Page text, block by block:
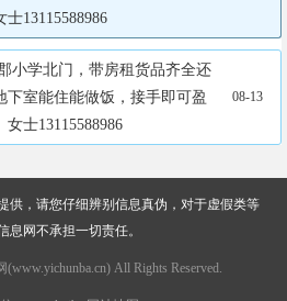
13115588986
小学北门，带房租货品齐全还
室能住能做饭，接手即可盈
士13115588986
08-13
供，请您仔细辨别信息真伪，对于虚假类等
息网不承担一切责任。
All Rights Reserved.